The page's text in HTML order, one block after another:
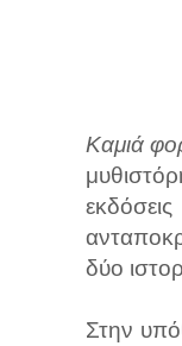
Καμιά
δύο
Στην